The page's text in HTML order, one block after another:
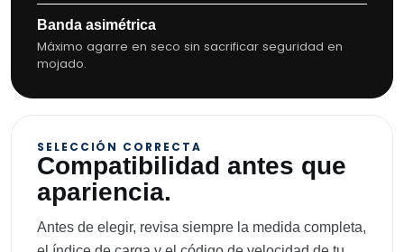
Banda asimétrica
Máximo agarre en seco sin sacrificar seguridad en
mojado.
SELECCIÓN CORRECTA
Compatibilidad antes que
apariencia.
Antes de elegir, revisa siempre la medida completa,